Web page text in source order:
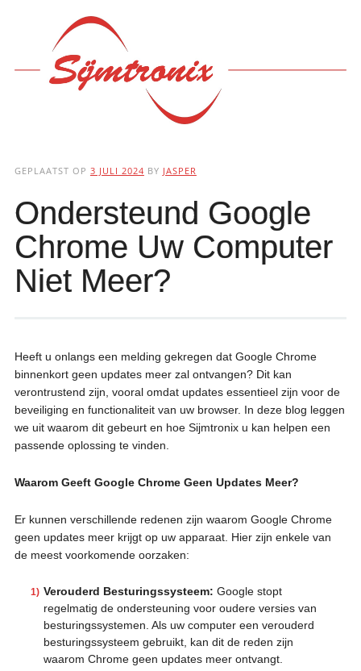
Hoofdmenu
GEPLAATST OP 3 JULI 2024 BY JASPER
Ondersteund Google
Chrome Uw Computer
Niet Meer?
Heeft u onlangs een melding gekregen dat Google Chrome
binnenkort geen updates meer zal ontvangen? Dit kan
verontrustend zijn, vooral omdat updates essentieel zijn voor de
beveiliging en functionaliteit van uw browser. In deze blog leggen
we uit waarom dit gebeurt en hoe Sijmtronix u kan helpen een
passende oplossing te vinden.
Waarom Geeft Google Chrome Geen Updates Meer?
Er kunnen verschillende redenen zijn waarom Google Chrome
geen updates meer krijgt op uw apparaat. Hier zijn enkele van
de meest voorkomende oorzaken:
Verouderd Besturingssysteem: Google stopt
regelmatig de ondersteuning voor oudere versies van
besturingssystemen. Als uw computer een verouderd
besturingssysteem gebruikt, kan dit de reden zijn
waarom Chrome geen updates meer ontvangt.